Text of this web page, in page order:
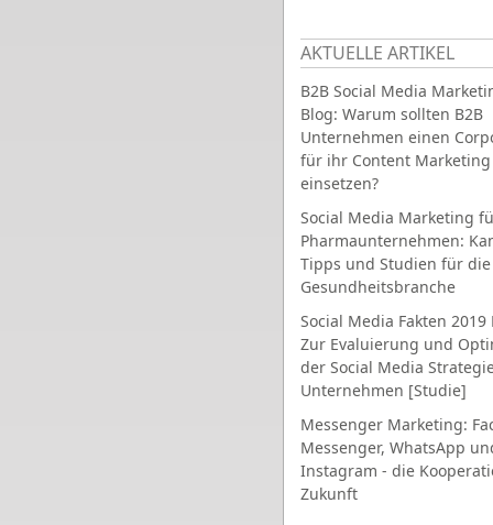
AKTUELLE ARTIKEL
B2B Social Media
Blog: Warum sollten B2B
Unternehmen einen
für ihr Content Marketing
einsetzen?
Social Media Marketing
Pharmaunternehmen:
Tipps und Studien für die
Gesundheitsbranche
Social Media Fakten 2019
Zur Evaluierung und
der Social Media
Unternehmen [Studie]
Messenger Marketing:
Messenger, WhatsApp
Instagram - die
Zukunft